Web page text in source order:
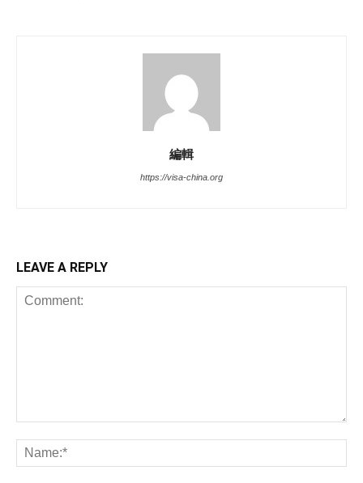
編輯
https://visa-china.org
LEAVE A REPLY